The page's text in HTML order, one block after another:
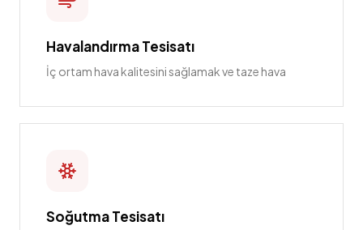
Havalandırma Tesisatı
İç ortam hava kalitesini sağlamak ve taze hava
Soğutma Tesisatı